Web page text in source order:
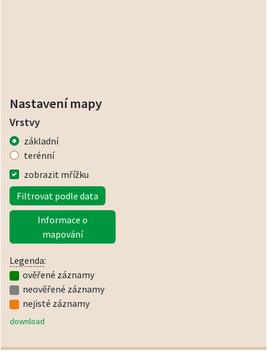
Nastavení mapy
Vrstvy
základní
terénní
zobrazit mřížku
Filtrovat podle data
Informace o
mapování
Legenda:
ověřené záznamy
neověřené záznamy
nejisté záznamy
download